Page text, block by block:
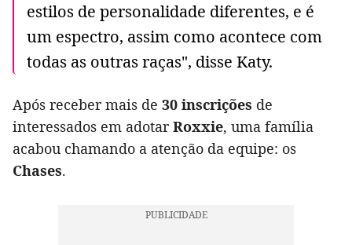
estilos de personalidade diferentes, e é
um espectro, assim como acontece com
todas as outras raças", disse Katy.
Após receber mais de 30 inscrições de
interessados em adotarRoxxie, uma família
acabou chamando a atenção da equipe: os
Chases.